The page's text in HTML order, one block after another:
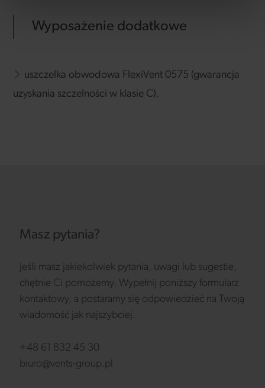
Wyposażenie dodatkowe
uszczelka obwodowa FlexiVent 0575 (gwarancja
uzyskania szczelności w klasie C).
Masz pytania?
Jeśli masz jakiekolwiek pytania, uwagi lub sugestie,
chętnie Ci pomożemy. Wypełnij poniższy formularz
kontaktowy, a postaramy się odpowiedzieć na Twoją
wiadomość jak najszybciej.
+48 61 832 45 30
biuro@vents-group.pl